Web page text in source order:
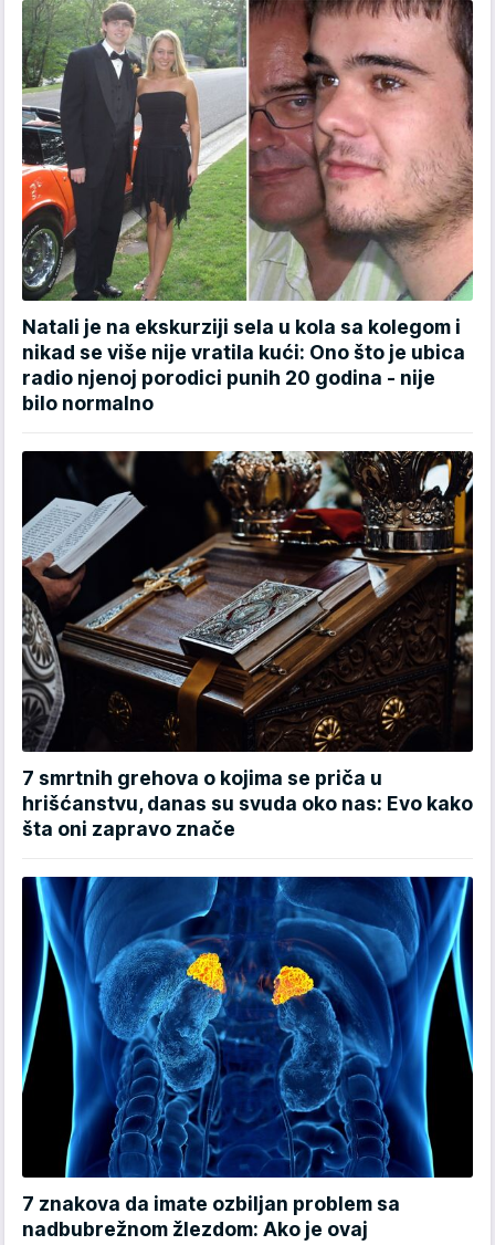
Natali je na ekskurziji sela u kola sa kolegom i
nikad se više nije vratila kući: Ono što je ubica
radio njenoj porodici punih 20 godina - nije
bilo normalno
7 smrtnih grehova o kojima se priča u
hrišćanstvu, danas su svuda oko nas: Evo kako
šta oni zapravo znače
7 znakova da imate ozbiljan problem sa
nadbubrežnom žlezdom: Ako je ovaj